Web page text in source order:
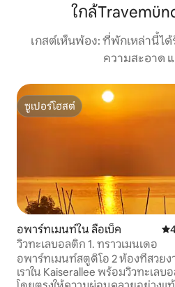
ใกล้
เกสต์เห็นพ้อง: ที่พักเหล่านี้ไ
ความสะอาด
ซูเปอร์โฮสต์
ซูเปอร์โฮสต์
อพาร์ทเมนท์ใน ลือเบ็ค คะ
วิวทะเลบอลติก 1. ทราวเมนเดอ
อพาร์ทเมนท์สตูดิโอ 2 ห้องที่สวยง
เราใน Kaiserallee พร้อมวิวทะเลบ